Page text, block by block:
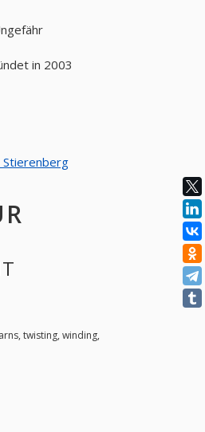
in 2003
Stierenberg
twisting, winding,